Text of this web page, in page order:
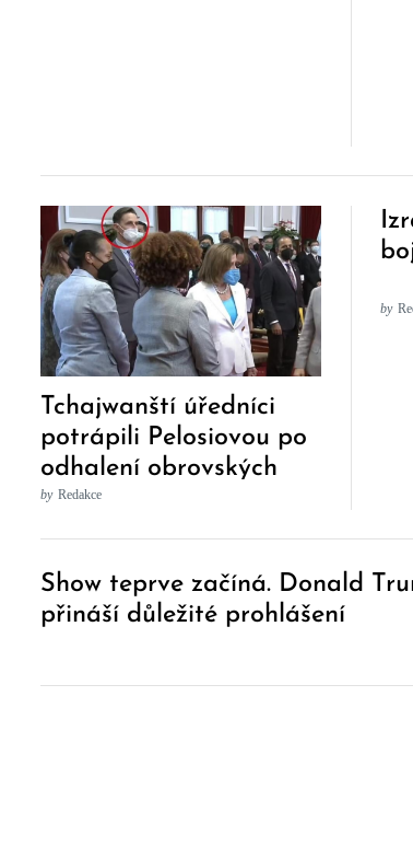
Tchajwanští úředníci
potrápili Pelosiovou po
odhalení obrovských
podílů jeho syna v
by Redakce
by
Post
Navigation
Show teprve začíná. Donald
přináší důležité prohlášení